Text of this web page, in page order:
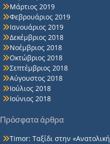
Μάρτιος 2019
Φεβρουάριος 2019
Ιανουάριος 2019
Δεκέμβριος 2018
Νοέμβριος 2018
Οκτώβριος 2018
Σεπτέμβριος 2018
Αύγουστος 2018
Ιούλιος 2018
Ιούνιος 2018
Πρόσφατα άρθρα
Timor: Ταξίδι στην «Ανατολική